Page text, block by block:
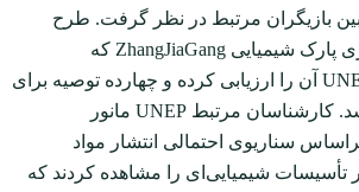
بازیگران مرتبط در نظر گرفت. طرح
جامع واکنش اضطراری پارک شیمیایی ZhangJiaGang که
کارشناسان مرتبط UNEP آن را ارزیابی کرده و چهارده توصیه برای
بهبود این طرح ارائه شد. کارشناسان مرتبط UNEP مانور
سناریوی احتمالی انتشار مواد
تأسیسات شیمیایی‌ای را مشاهده کردند که